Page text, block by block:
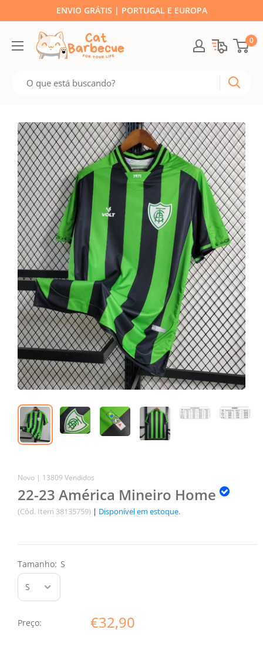
ENVIO GRÁTIS | PORTUGAL E EUROPA
0
Novo | 13809 Vendidos
22-23 América Mineiro Home
(Cód. Item 38135759) | Disponível em estoque.
Tamanho: S
Preço: €32,90